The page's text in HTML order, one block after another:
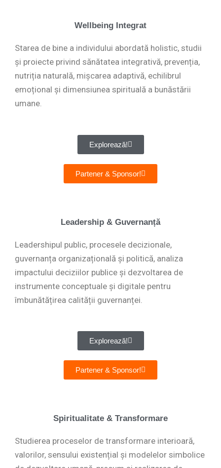
Wellbeing Integrat
Starea de bine a individului abordată holistic, studii
și proiecte privind sănătatea integrativă, prevenția,
nutriția naturală, mișcarea adaptivă, echilibrul
emoțional și dimensiunea spirituală a bunăstării
umane.
Explorează!
Partener & Sponsor!
Leadership & Guvernanță
Leadershipul public, procesele decizionale,
guvernanța organizațională și politică, analiza
impactului deciziilor publice și dezvoltarea de
instrumente conceptuale și digitale pentru
îmbunătățirea calității guvernanței.
Explorează!
Partener & Sponsor!
Spiritualitate & Transformare
Studierea proceselor de transformare interioară,
valorilor, sensului existențial și modelelor simbolice